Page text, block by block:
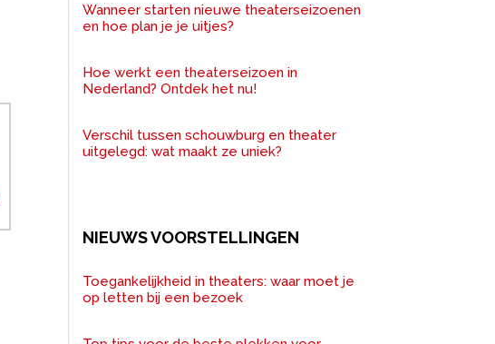
Wanneer starten nieuwe theaterseizoenen
en hoe plan je je uitjes?
Hoe werkt een theaterseizoen in
Nederland? Ontdek het nu!
Verschil tussen schouwburg en theater
uitgelegd: wat maakt ze uniek?
NIEUWS VOORSTELLINGEN
Toegankelijkheid in theaters: waar moet je
op letten bij een bezoek